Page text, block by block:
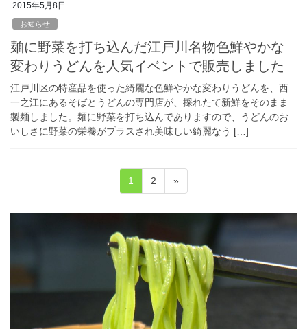
2015年5月8日
お知らせ
麺に野菜を打ち込んだ江戸川名物色鮮やかな
変わりうどんを人気イベントで販売しました
江戸川区の特産品を使った綺麗な色鮮やかな変わりうどんを、西
一之江にあるそばとうどんの専門店が、採れたて新鮮をそのまま
製麺しました。麺に野菜を打ち込んでありますので、うどんのお
いしさに野菜の栄養がプラスされ美味しい綺麗なう […]
の
送
固
定
ペ
ジ
1
固
定
ペ
ジ
2 »